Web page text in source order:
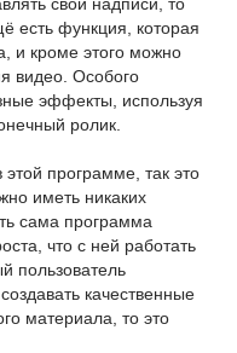
есть функция, которая
и кроме этого можно
видео. Особого
эффекты, используя
ролик.
программе, так это
иметь никаких
сама программа
что с ней работать
пользователь
качественные
материала, то это